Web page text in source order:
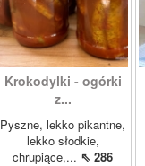
Krokodylki - ogórki
z...
Pyszne, lekko pikantne,
lekko słodkie,
chrupiące,... ⇖ 286